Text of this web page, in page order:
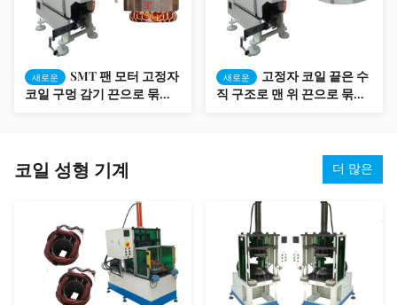
새로운
SMT 팬 모터 고정자
코일 구멍 감기 끈으로 묶는
새로운
고정자 코일 끝은 수
직 구조로 맨 위 끈으로 묶는
코일 성형 기계 더 많은